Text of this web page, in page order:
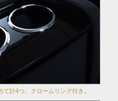
計4つ。クロームリング付き。